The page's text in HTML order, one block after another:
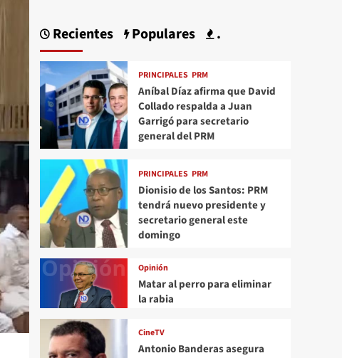
Recientes Populares .
PRINCIPALES PRM
Aníbal Díaz afirma que David
Collado respalda a Juan
Garrigó para secretario
general del PRM
PRINCIPALES PRM
Dionisio de los Santos: PRM
tendrá nuevo presidente y
secretario general este
domingo
Opinión
Matar al perro para eliminar
la rabia
CineTV
Antonio Banderas asegura